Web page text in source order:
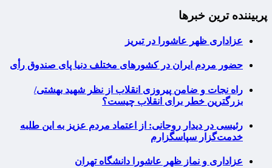
پربیننده ترین خبرها
عزاداری ظهر عاشورا در تبریز
حضور مردم ایران در کشورهای مختلف دنیا پای صندوق رأی
راه نجات و ضامن پیروزی انقلاب از نظر شهید بهشتی/
بزرگترین خطر برای انقلاب چیست؟
رئیسی در دیدار روحانی: از اعتماد مردم عزیز به این طلبه
خدمت‌گزار سپاسگزارم
عزاداری و نماز ظهر عاشورا دانشگاه تهران